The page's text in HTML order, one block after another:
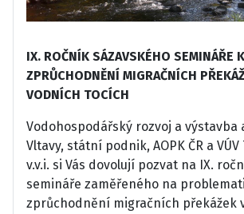
IX. ROČNÍK SÁZAVSKÉHO SEMINÁŘE K
ZPRŮCHODNĚNÍ MIGRAČNÍCH
VODNÍCH TOCÍCH
Vodohospodářský rozvoj a výstavba
Vltavy, státní podnik, AOPK ČR a VÚV
v.v.i. si Vás dovolují pozvat na IX.
semináře zaměřeného na
zprůchodnění migračních překážek